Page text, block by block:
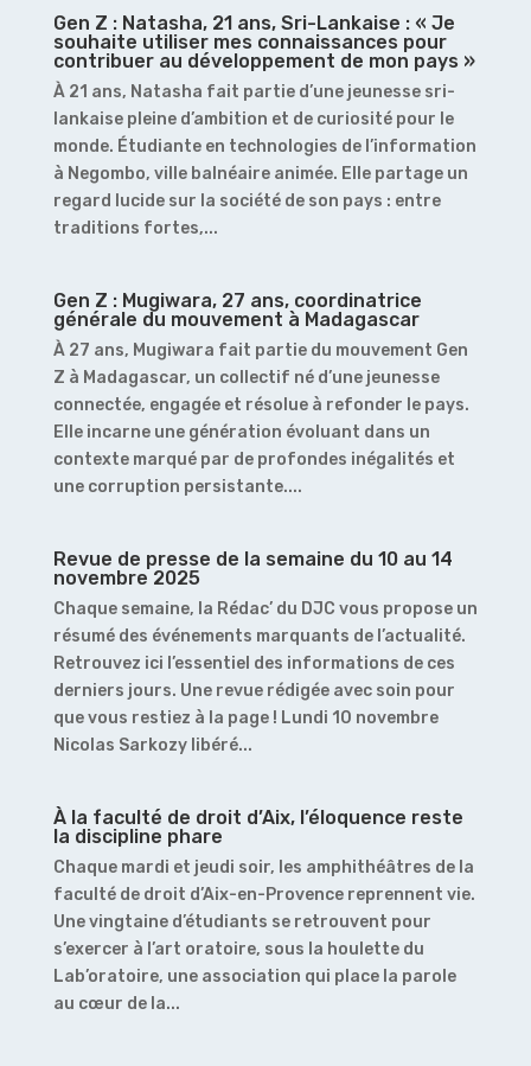
Gen Z : Natasha, 21 ans, Sri-Lankaise : « Je
souhaite utiliser mes connaissances pour
contribuer au développement de mon pays »
À 21 ans, Natasha fait partie d’une jeunesse sri-
lankaise pleine d’ambition et de curiosité pour le
monde. Étudiante en technologies de l’information
à Negombo, ville balnéaire animée. Elle partage un
regard lucide sur la société de son pays : entre
traditions fortes,...
Gen Z : Mugiwara, 27 ans, coordinatrice
générale du mouvement à Madagascar
À 27 ans, Mugiwara fait partie du mouvement Gen
Z à Madagascar, un collectif né d’une jeunesse
connectée, engagée et résolue à refonder le pays.
Elle incarne une génération évoluant dans un
contexte marqué par de profondes inégalités et
une corruption persistante....
Revue de presse de la semaine du 10 au 14
novembre 2025
Chaque semaine, la Rédac’ du DJC vous propose un
résumé des événements marquants de l’actualité.
Retrouvez ici l’essentiel des informations de ces
derniers jours. Une revue rédigée avec soin pour
que vous restiez à la page ! Lundi 10 novembre
Nicolas Sarkozy libéré...
À la faculté de droit d’Aix, l’éloquence reste
la discipline phare
Chaque mardi et jeudi soir, les amphithéâtres de la
faculté de droit d’Aix-en-Provence reprennent vie.
Une vingtaine d’étudiants se retrouvent pour
s’exercer à l’art oratoire, sous la houlette du
Lab’oratoire, une association qui place la parole
au cœur de la...